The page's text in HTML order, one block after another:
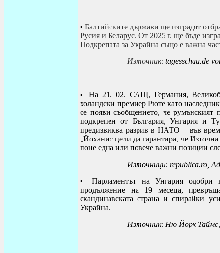
▪ Балтийските държави ще изградят
Русия и Беларус. От 2025 г. ще бъде
Подкрепата за Украйна също е важна
Източник: tagesschau.de
▪ На 21. 02. САЩ, Германия,
холандски премиер Рюте като
се появи съобщението, че румънският
подкрепен от България, Унгария и
предизвиква разрив в НАТО – във
„Йоханис цели да гарантира, че
поне една или повече важни позиции
Източници: republica.ro,
▪Парламентът на Унгария
продължение на 19 месеца,
скандинавската страна и спирайки
Украйна.
Източник: Ню Йорк Таймс,